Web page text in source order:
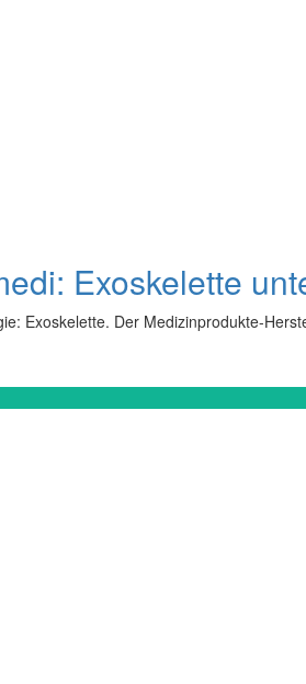
Exoskelette
Exoskelette. Der Medizinprodukte-